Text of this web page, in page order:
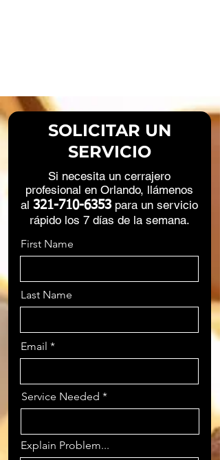
SOLICITAR UN
SERVICIO
Si necesita un cerrajero
profesional en Orlando, llámenos
al 321-710-6353 para un servicio
rápido los 7 días de la semana.
First Name
Last Name
Email
Service Needed
Explain Problem...